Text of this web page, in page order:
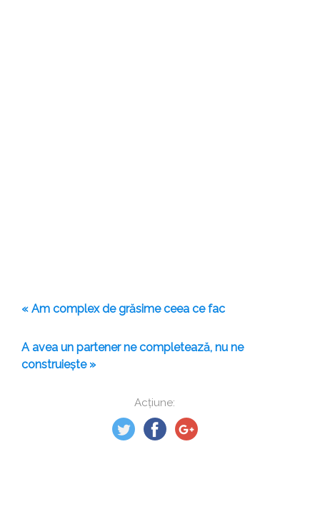
Acțiune:
« Am complex de grăsime ceea ce fac
A avea un partener ne completează, nu ne
construiește »